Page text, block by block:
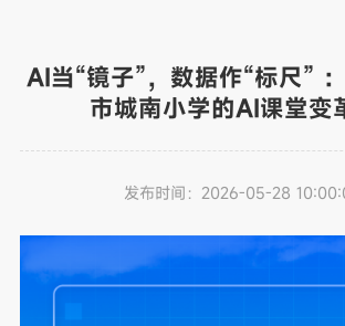
AI当“镜子”，数据作“标尺”
市城南小学的AI课堂变
发布时间：2026-05-28